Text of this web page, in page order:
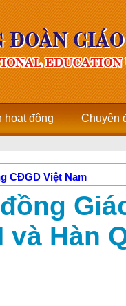
hoạt động Chuyên
CĐGD Việt Nam
Hàn